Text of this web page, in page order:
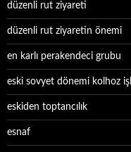
düzenli rut ziyareti
düzenli rut ziyaretin önemi
en karlı perakendeci grubu
eski sovyet dönemi kolhoz
eskiden toptancılık
esnaf